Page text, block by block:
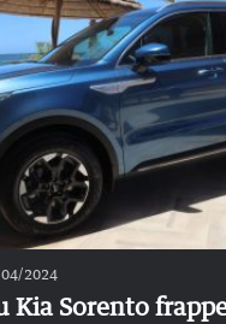
2024
Kia Sorento